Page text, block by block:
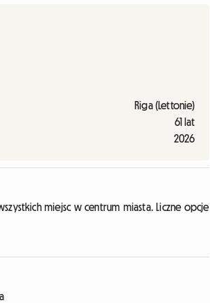
Riga (Lettonie)
61 lat
2026
miejsc w centrum miasta. Liczne opcje